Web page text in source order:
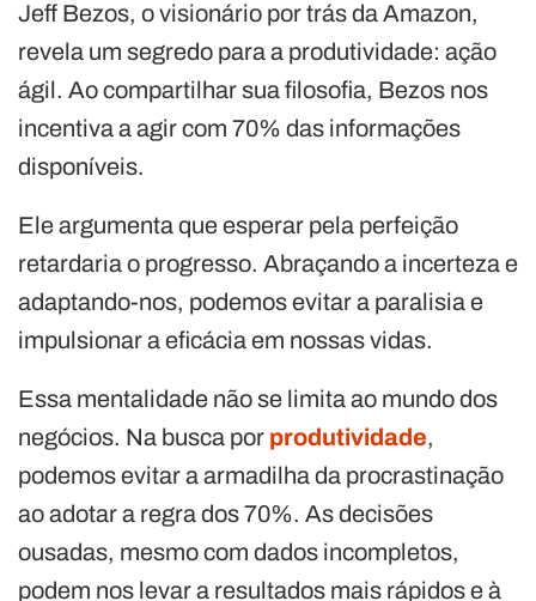
Jeff Bezos, o visionário por trás da Amazon,
revela um segredo para a produtividade: ação
ágil. Ao compartilhar sua filosofia, Bezos nos
incentiva a agir com 70% das informações
disponíveis.
Ele argumenta que esperar pela perfeição
retardaria o progresso. Abraçando a incerteza e
adaptando-nos, podemos evitar a paralisia e
impulsionar a eficácia em nossas vidas.
Essa mentalidade não se limita ao mundo dos
negócios. Na busca por produtividade,
podemos evitar a armadilha da procrastinação
ao adotar a regra dos 70%. As decisões
ousadas, mesmo com dados incompletos,
podem nos levar a resultados mais rápidos e à